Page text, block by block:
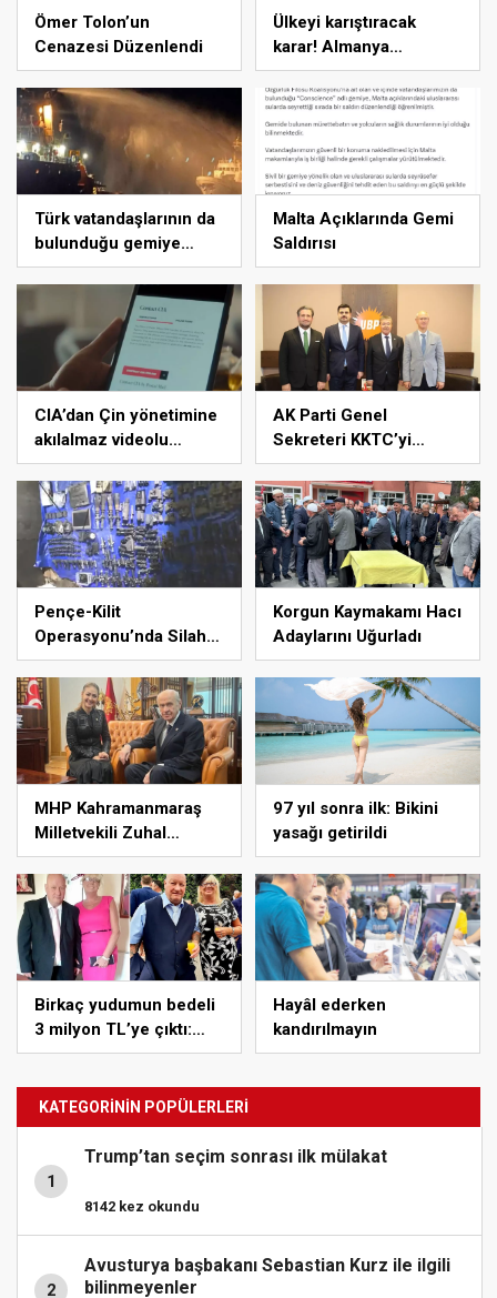
Ömer Tolon’un
Cenazesi Düzenlendi
Ülkeyi karıştıracak
karar! Almanya
istihbaratı AfD’ye
resmen ‘aşırı sağcı’
dedi
Türk vatandaşlarının da
bulunduğu gemiye
Malta açıklarında İHA
saldırısı
Malta Açıklarında Gemi
Saldırısı
CIA’dan Çin yönetimine
akılalmaz videolu
casusluk çağrısı:
ABD’ye bilgi sızdırın
AK Parti Genel
Sekreteri KKTC’yi
Ziyaret Etti
Pençe-Kilit
Operasyonu’nda Silah
Ele Geçirildi
Korgun Kaymakamı Hacı
Adaylarını Uğurladı
MHP Kahramanmaraş
Milletvekili Zuhal
Karakoç Dora kimdir?
97 yıl sonra ilk: Bikini
yasağı getirildi
Birkaç yudumun bedeli
3 milyon TL’ye çıktı:
Hastaneye kaldırıldı
Hayâl ederken
kandırılmayın
KATEGORİNİN POPÜLERLERİ
1
Trump’tan seçim sonrası ilk mülakat
8142 kez okundu
2
Avusturya başbakanı Sebastian Kurz ile ilgili
bilinmeyenler